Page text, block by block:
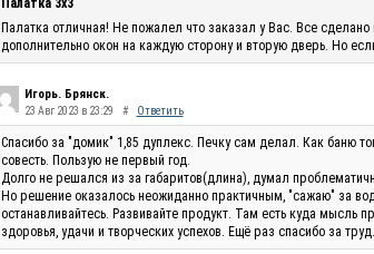
Палатка 3х3
Палатка отличная! Не пожалел что заказал у Вас. Все
дополнительно окон на каждую сторону и вторую дверь. Но
Игорь. Брянск.
23 Авг 2023 в 23:29 # Ответить
Спасибо за "домик" 1,85 дуплекс. Печку сам делал. Как баню
совесть. Пользую не первый год.
Долго не решался из за габаритов(длина), думал
Но решение оказалось неожиданно практичным, "сажаю" за
останавливайтесь. Развивайте продукт. Там есть куда мысль
здоровья, удачи и творческих успехов. Ещё раз спасибо за труд.